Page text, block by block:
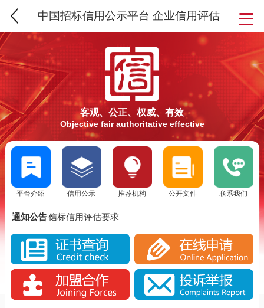
中国招标信用公示平台 企业信用评估
客观、公正、权威、有效
Objective fair authoritative effective
平台介绍 信用公示 推荐机构 公开文件 联系我们
通知公告：信标信用评估要求
实施SCS诚信评估的意义
SCS信标信用评估背景分析
SCS信用评估是否被消费者认可？
信标信用评估要求
SCS信标信用评估流程
实施SCS诚信评估的意义
SCS信标信用评估背景分析
SCS信用评估是否被消费者认可？